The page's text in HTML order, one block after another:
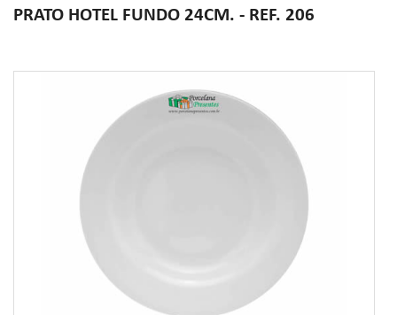
PRATO HOTEL FUNDO 24CM. - REF. 206